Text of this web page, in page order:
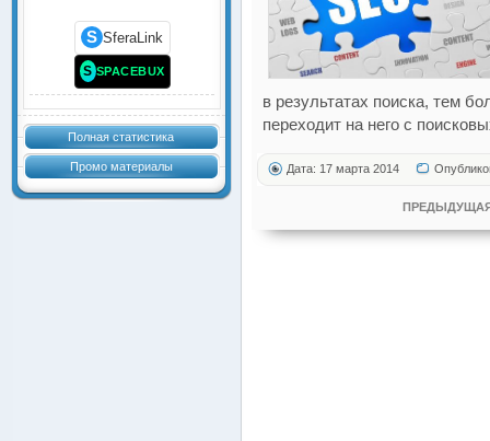
S SferaLink
S SPACEBUX
Полная статистика
Промо материалы
в результатах поиска, тем
переходит на него с
Дата: 17 марта 2014